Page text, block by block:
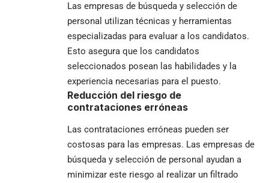
Las empresas de búsqueda y selección de
personal utilizan técnicas y herramientas
especializadas para evaluar a los candidatos.
Esto asegura que los candidatos
seleccionados posean las habilidades y la
experiencia necesarias para el puesto.
Reducción del riesgo de
contrataciones erróneas
Las contrataciones erróneas pueden ser
costosas para las empresas. Las empresas de
búsqueda y selección de personal ayudan a
minimizar este riesgo al realizar un filtrado